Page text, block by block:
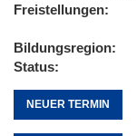
Freistellungen
Bildungsregion
Status
NEUER TERMIN